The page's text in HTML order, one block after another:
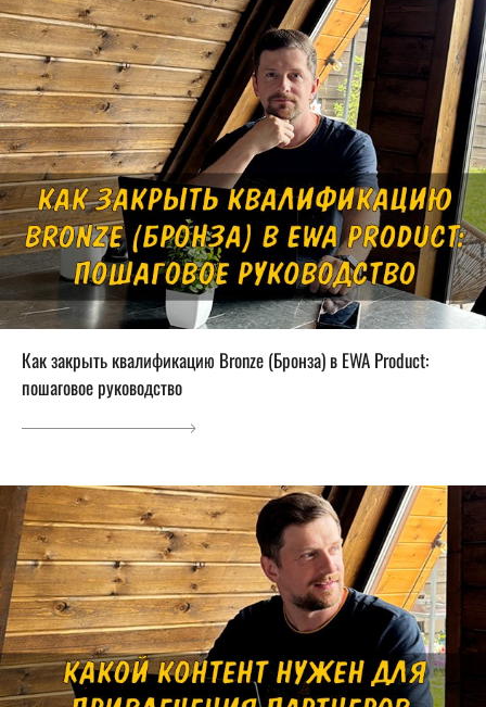
Как закрыть квалификацию Bronze (Бронза) в EWA Product:
пошаговое руководство